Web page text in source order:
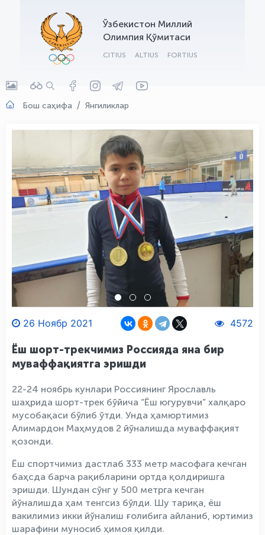
Ўзбекистон Миллий
Олимпия Қўмитаси
CITIUS ALTIUS FORTIUS
Бош саҳифа Янгиликлар
26 Ноябр 2021 4572
Ёш шорт-трекчимиз Россияда яна бир
муваффақиятга эришди
22-24 ноябрь кунлари Россиянинг Ярославль
шаҳрида шорт-трек бўйича “Ёш югурувчи” халқаро
мусобақаси бўлиб ўтди. Унда ҳамюртимиз
Алимардон Маҳмудов 2 йўналишда муваффақият
қозонди.
Ёш спортчимиз дастлаб 333 метр масофага кечган
баҳсда барча рақибларини ортда қолдиришга
эришди. Шундан сўнг у 500 метрга кечган
йўналишда ҳам тенгсиз бўлди. Шу тариқа, ёш
вакилимиз икки йўналиш ғолибига айланиб, юртимиз
шарафини муносиб ҳимоя қилди.
OLYMPCHIK AI - yordamchi
Онлайн · olympic.uz